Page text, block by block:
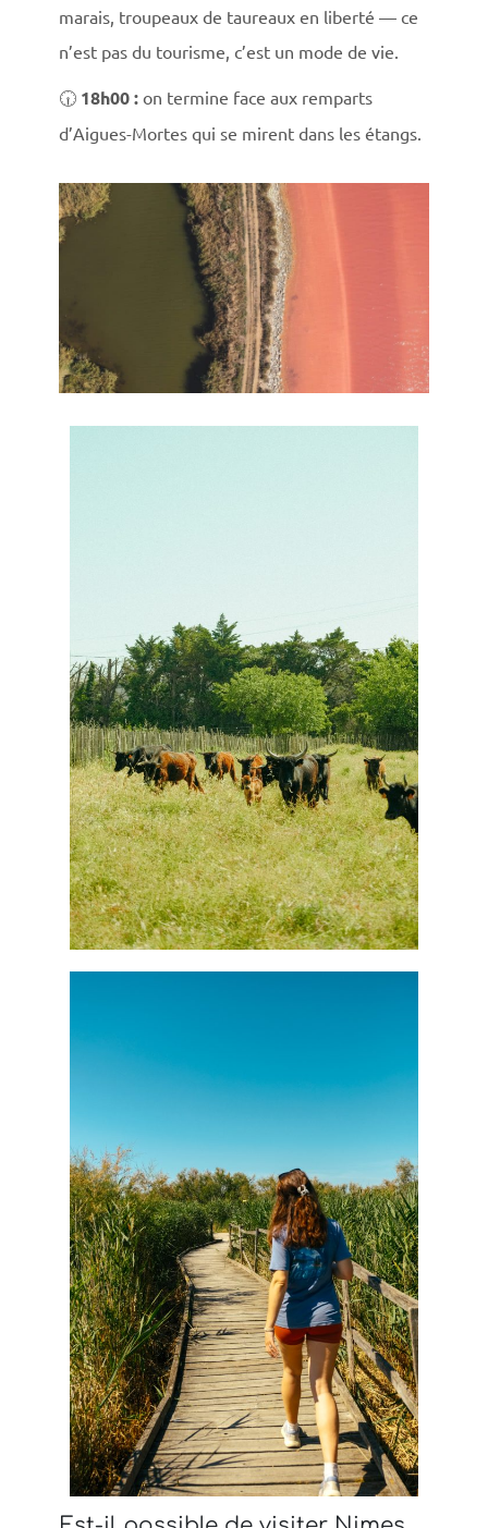
marais, troupeaux de taureaux en liberté — ce
n’est pas du tourisme, c’est un mode de vie.
🕡 18h00 :on termine face aux remparts
d’Aigues-Mortes qui se mirent dans les étangs.